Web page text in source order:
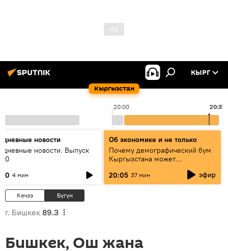
Кыргызстан
КЫРГ
20:00 20:37
новости
новости. Выпуск
4 мин
Об экономике и не только
Почему демографический бум
Кыргызстана может
превратиться в проблему и как
этого избежать
20:05 37 мин эфир
Кечээ Бүгүн
г. Бишкек 89.3
Бишкек, Ош жана